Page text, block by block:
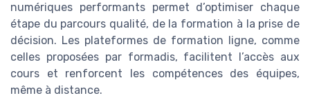
numériques performants permet d’optimiser chaque
étape du parcours qualité, de la formation à la prise de
décision. Les plateformes de formation ligne, comme
celles proposées par formadis, facilitent l’accès aux
cours et renforcent les compétences des équipes,
même à distance.